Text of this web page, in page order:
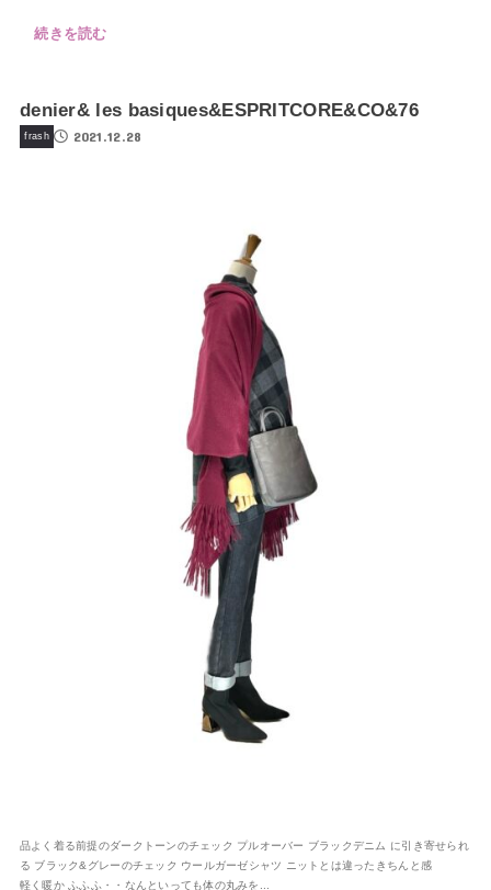
続きを読む
denier& les basiques&ESPRITCORE&CO&76
frash 2021.12.28
品よく着る前提のダークトーンのチェック プルオーバー ブラックデニム に引き寄せられ
る ブラック&グレーのチェック ウールガーゼシャツ ニットとは違ったきちんと感
軽く暖か ふふふ・・なんといっても体の丸みを...